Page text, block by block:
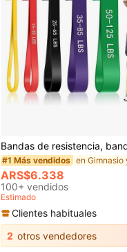
#1 Más vendidos
ARS$6.338
100+ vendidos
Estimado
Clientes habituales
2 otros vendedores